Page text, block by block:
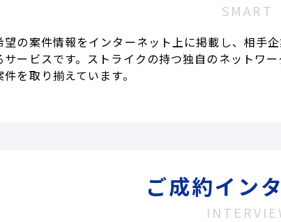
SMART
望の案件情報をインターネット上に掲載し、相手
サービスです。ストライクの持つ独自のネットワー
件を取り揃えています。
ご成約イン